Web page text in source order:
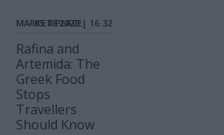
MARKET PLACE
05.08.2026 | 16.32
Rafina and
Artemida: The
Greek Food
Stops
Travellers
Should Know